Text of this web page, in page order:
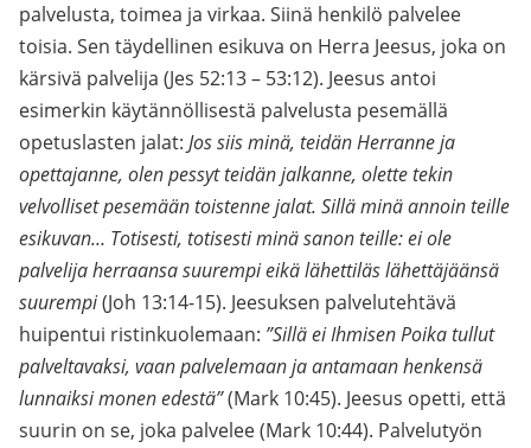
palvelusta, toimea ja virkaa. Siinä henkilö palvelee
toisia. Sen täydellinen esikuva on Herra Jeesus, joka on
kärsivä palvelija (Jes 52:13 – 53:12). Jeesus antoi
esimerkin käytännöllisestä palvelusta pesemällä
opetuslasten jalat: Jos siis minä, teidän Herranne ja
opettajanne, olen pessyt teidän jalkanne, olette tekin
velvolliset pesemään toistenne jalat. Sillä minä annoin teille
esikuvan… Totisesti, totisesti minä sanon teille: ei ole
palvelija herraansa suurempi eikä lähettiläs lähettäjäänsä
suurempi(Joh 13:14-15). Jeesuksen palvelutehtävä
huipentui ristinkuolemaan: ”Sillä ei Ihmisen Poika tullut
palveltavaksi, vaan palvelemaan ja antamaan henkensä
lunnaiksi monen edestä”(Mark 10:45). Jeesus opetti, että
suurin on se, joka palvelee (Mark 10:44). Palvelutyön